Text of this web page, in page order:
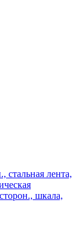
стальная лента,
шкала,